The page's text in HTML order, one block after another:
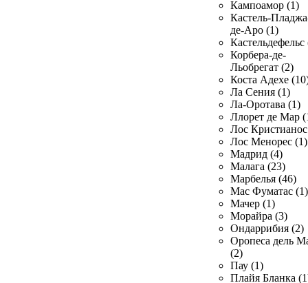
Кампоамор (1)
Кастель-
де-Аро (1)
Кастельдефельс
Корбера-де-
Льобрегат (2)
Коста Адехе
Ла Сения (1)
Ла-Оротава (1)
Ллорет де Мар
Лос
Лос Менорес (1)
Мадрид (4)
Малага (23)
Марбелья (46)
Мас Фуматас (1)
Мачер (1)
Морайра (3)
Ондаррибия (2)
Оропеса дель
(2)
Пау (1)
Плайя Бланка